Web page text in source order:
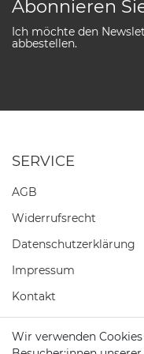
Abonnieren
Ich möchte den
abbestellen.
SERVICE
AGB
Widerrufs­recht
Daten­schutz­erklärung
Impressum
Kontakt
Wir verwenden